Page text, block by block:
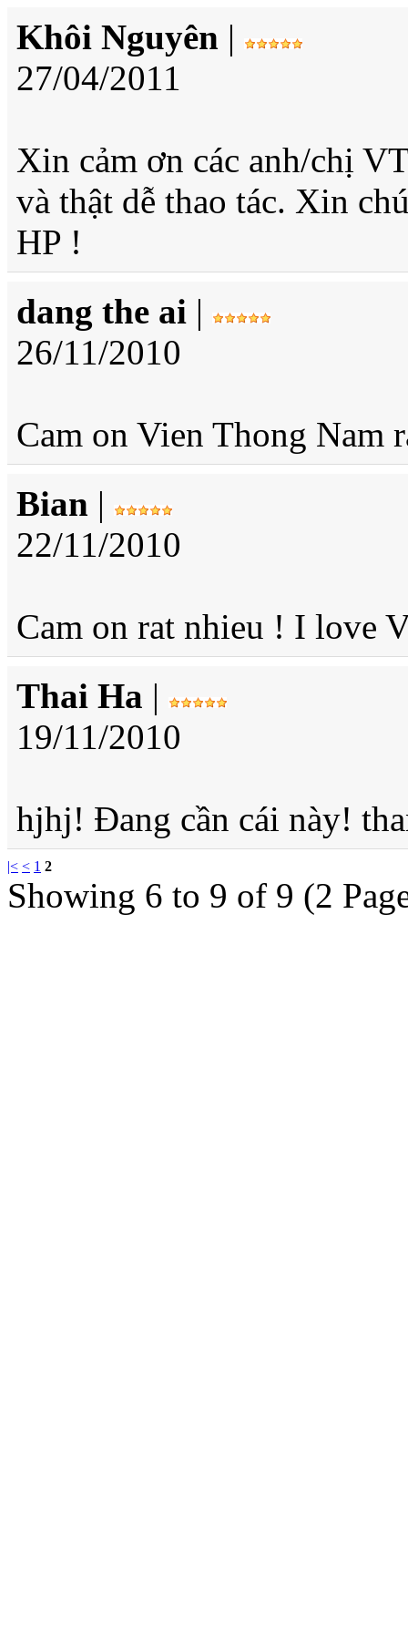
Khôi Nguyên |
27/04/2011
Xin cảm ơn các anh/chị
và thật dễ thao tác. Xin
HP !
dang the ai |
26/11/2010
Cam on Vien Thong Nam
Bian |
22/11/2010
Cam on rat nhieu ! I love
Thai Ha |
19/11/2010
hjhj! Đang cần cái này!
|< < 1 2
Showing 6 to 9 of 9 (2